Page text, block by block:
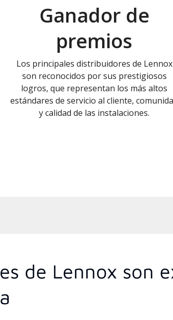
Ganador de
premios
Los principales distribuidores de Lennox
son reconocidos por sus prestigiosos
logros, que representan los más altos
estándares de servicio al cliente,
y calidad de las instalaciones.
de Lennox son